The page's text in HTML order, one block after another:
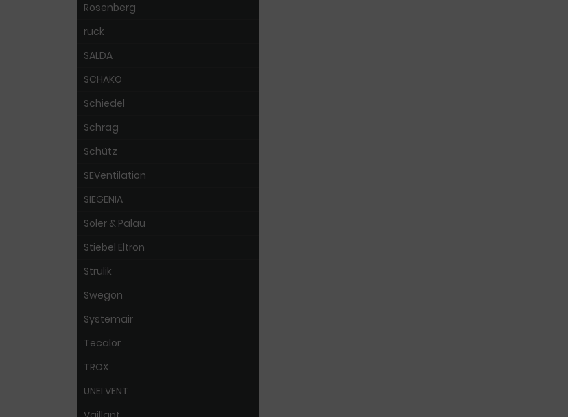
Rosenberg
ruck
SALDA
SCHAKO
Schiedel
Schrag
Schütz
SEVentilation
SIEGENIA
Soler & Palau
Stiebel Eltron
Strulik
Swegon
Systemair
Tecalor
TROX
UNELVENT